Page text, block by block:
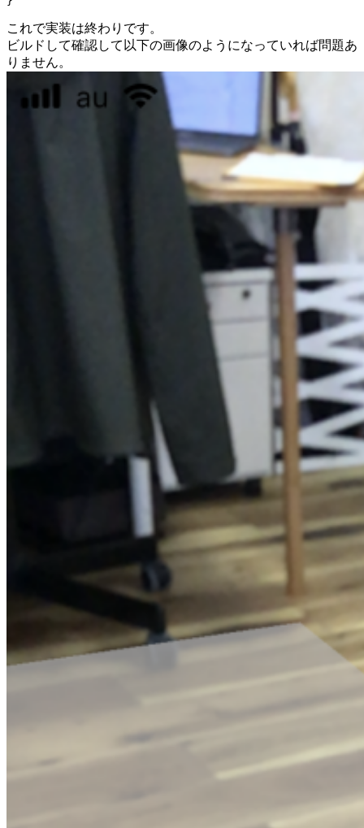
これで実装は終わりです。
ビルドして確認して以下の画像のようになっていれば問題あ
りません。